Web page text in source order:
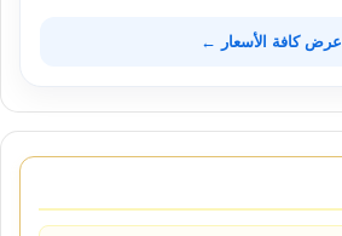
عرض كافة الأسعار ←